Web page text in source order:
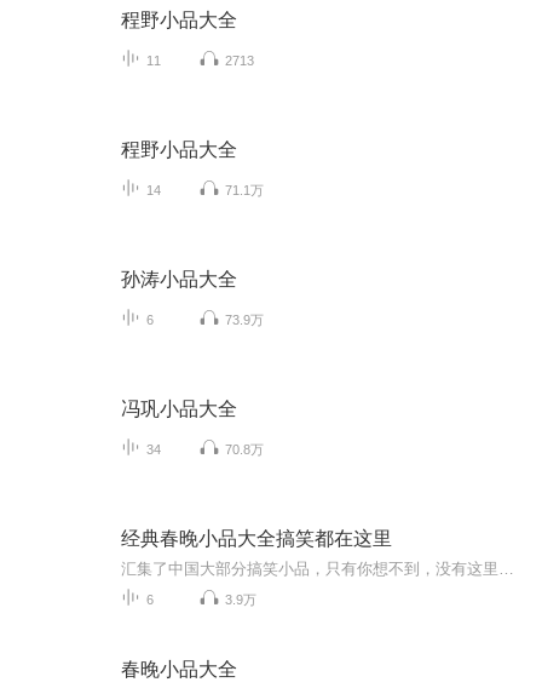
程野小品大全
11 2713
程野小品大全
14 71.1万
孙涛小品大全
6 73.9万
冯巩小品大全
34 70.8万
经典春晚小品大全搞笑都在这里
6 3.9万
春晚小品大全